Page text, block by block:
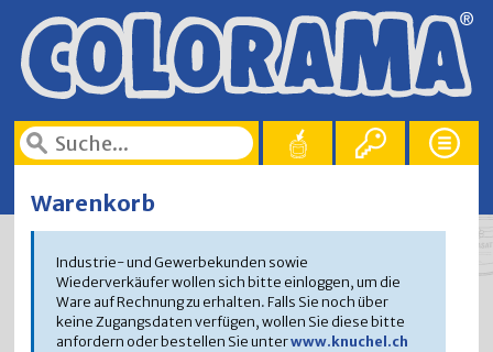
Warenkorb
Industrie- und Gewerbekunden sowie
Wiederverkäufer wollen sich bitte einloggen, um die
Ware auf Rechnung zu erhalten. Falls Sie noch über
keine Zugangsdaten verfügen, wollen Sie diese bitte
anfordern oder bestellen Sie unterwww.knuchel.ch